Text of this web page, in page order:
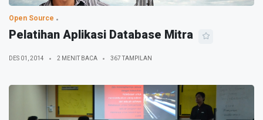
Open Source
Pelatihan Aplikasi Database Mitra
DES 01, 2014 2 MENIT BACA 367 TAMPILAN